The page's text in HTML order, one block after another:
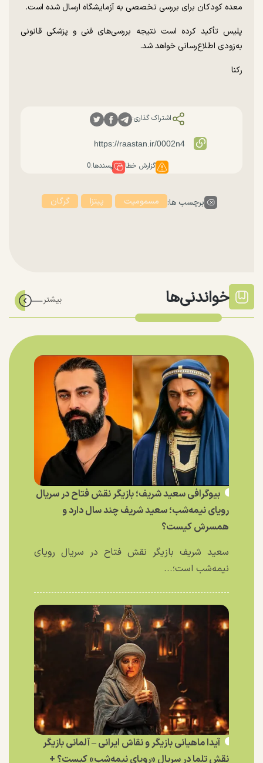
معده کودکان برای بررسی تخصصی به آزمایشگاه ارسال شده است.
پلیس تأکید کرده است نتیجه بررسی‌های فنی و پزشکی قانونی
به‌زودی اطلاع‌رسانی خواهد شد.
رکنا
اشتراک گذاری:
گزارش خطا پسندها:0
برچسب ها: مسمومیت پیتزا گرگان
خواندنی‌ها
بیوگرافی سعید شریف؛ بازیگر نقش فتاح در سریال
رویای نیمه‌شب؛ سعید شریف چند سال دارد و
همسرش کیست؟
سعید شریف بازیگر نقش فتاح در سریال رویای
نیمه‌شب است؛...
آیدا ماهیانی بازیگر و نقاش ایرانی – آلمانی بازیگر
نقش تلما در سریال «رویای نیمه‌شب» کیست؟ +